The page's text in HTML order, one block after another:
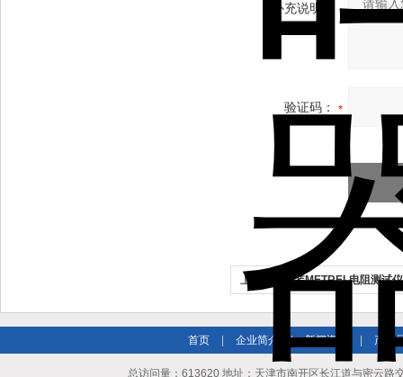
补充说明：
验证码：
上一个： 原装METREL电阻测试仪
首页 企业简介 | 新闻资讯 产品
总访问量：613620 地址：天津市南开区长江道与密云